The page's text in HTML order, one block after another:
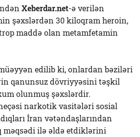
Xeberdar.net-ə verilən
şəxslərdən 30 kiloqram heroin,
maddə olan metamfetamin
edilib ki, onlardan bəziləri
qanunsuz dövriyyəsini təşkil
olunmuş şəxslərdir.
narkotik vasitələri sosial
İran vətəndaşlarından
məqsədi ilə əldə etdiklərini